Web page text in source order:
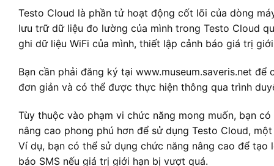
Testo Cloud là phần tử hoạt động cốt lõi của dòng
lưu trữ dữ liệu đo lường của mình trong Testo Cloud
ghi dữ liệu WiFi của mình, thiết lập cảnh báo giá trị
Bạn cần phải đăng ký tại www.museum.saveris.net
đơn giản và có thể được thực hiện thông qua trình
Tùy thuộc vào phạm vi chức năng mong muốn, bạn
nâng cao phong phú hơn để sử dụng Testo Cloud,
Ví dụ, bạn có thể sử dụng chức năng nâng cao để
báo SMS nếu giá trị giới hạn bị vượt quá.